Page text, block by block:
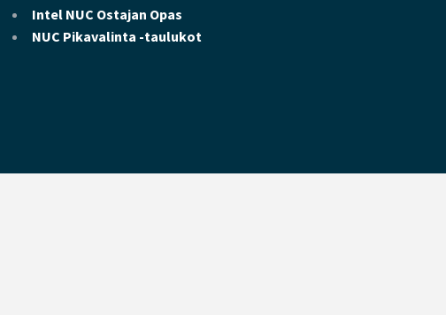
Intel NUC Ostajan Opas
NUC Pikavalinta -taulukot